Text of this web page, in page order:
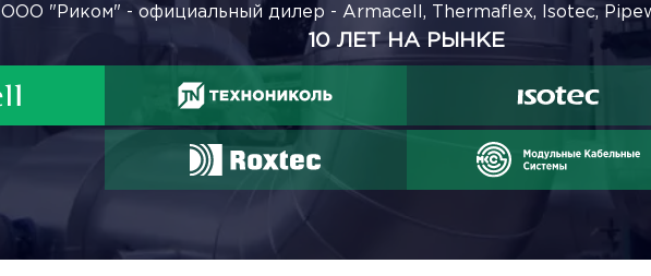
ООО "Риком" - официальный дилер - Armacell, Thermaflex, Isotec,
10 ЛЕТ НА РЫНКЕ